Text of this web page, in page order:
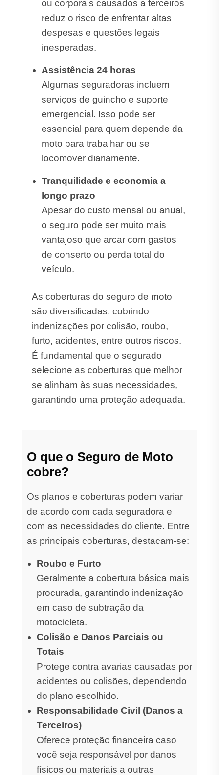
ou corporais causados a terceiros
reduz o risco de enfrentar altas
despesas e questões legais
inesperadas.
Assistência 24 horas
Algumas seguradoras incluem
serviços de guincho e suporte
emergencial. Isso pode ser
essencial para quem depende da
moto para trabalhar ou se
locomover diariamente.
Tranquilidade e economia a
longo prazo
Apesar do custo mensal ou anual,
o seguro pode ser muito mais
vantajoso que arcar com gastos
de conserto ou perda total do
veículo.
As coberturas do seguro de moto
são diversificadas, cobrindo
indenizações por colisão, roubo,
furto, acidentes, entre outros riscos.
É fundamental que o segurado
selecione as coberturas que melhor
se alinham às suas necessidades,
garantindo uma proteção adequada.
O que o Seguro de Moto
cobre?
Os planos e coberturas podem variar
de acordo com cada seguradora e
com as necessidades do cliente. Entre
as principais coberturas, destacam-se:
Roubo e Furto
Geralmente a cobertura básica mais
procurada, garantindo indenização
em caso de subtração da
motocicleta.
Colisão e Danos Parciais ou
Totais
Protege contra avarias causadas por
acidentes ou colisões, dependendo
do plano escolhido.
Responsabilidade Civil (Danos a
Terceiros)
Oferece proteção financeira caso
você seja responsável por danos
físicos ou materiais a outras